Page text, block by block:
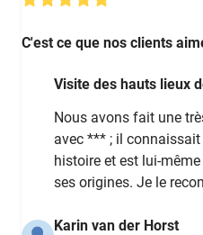
C'est ce que nos clients
Visite des hauts lieux
Nous avons fait une
avec *** ; il
histoire et est lui-
ses origines. Je le
Karin van der Horst